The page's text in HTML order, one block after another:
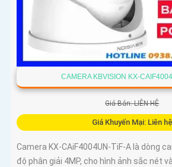
CAMERA KBVISION KX-
Giá Bán: LIÊN HỆ
Giá Khuyến Mại: Liên hệ
Camera KX-CAiF4004UN-TiF-A là dòng
độ phân giải 4MP, cho hình ảnh sắc nét